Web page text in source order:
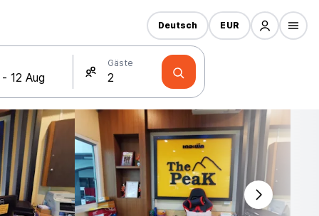
Gäste
Deutsch EUR